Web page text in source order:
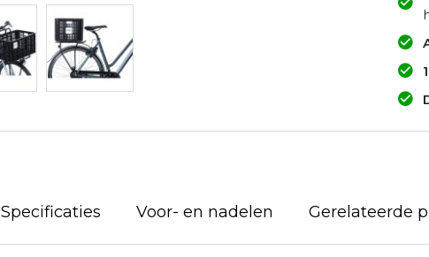
Specificaties Voor- en nadelen Gerelateerde